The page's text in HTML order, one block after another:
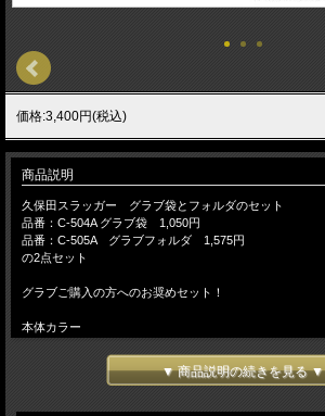
価格:3,400円(税込)
商品説明
久保田スラッガー グラブ袋とフォルダのセット
品番：C-504A グラブ袋 1,050円
品番：C-505A グラブフォルダ 1,575円
の2点セット
グラブご購入の方へのお奨めセット！
本体カラー
限定グラブ袋：ホワイト・グレー・ピンク（限定品）
▼ 商品説明の続きを見る ▼